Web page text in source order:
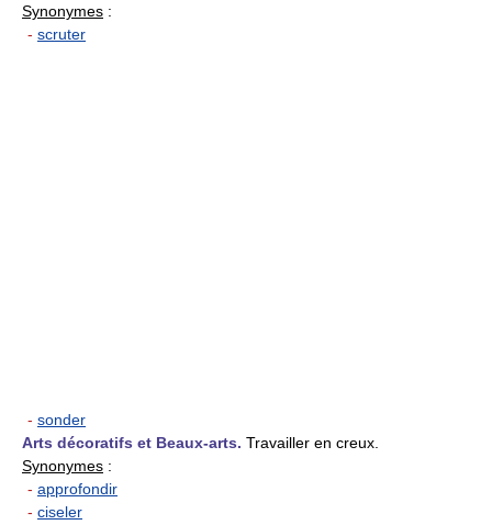
Synonymes :
- scruter
- sonder
Arts décoratifs et Beaux-arts. Travailler en creux.
Synonymes :
- approfondir
- ciseler